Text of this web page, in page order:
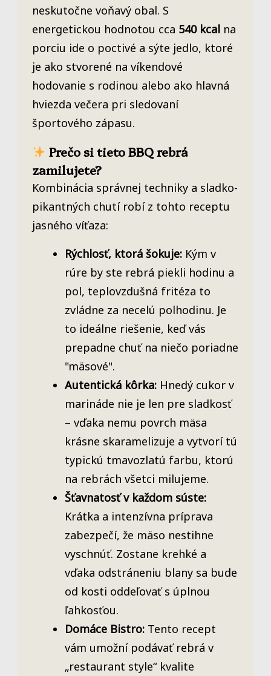
neskutočne voňavý obal. S
energetickou hodnotou cca 540 kcal na
porciu ide o poctivé a sýte jedlo, ktoré
je ako stvorené na víkendové
hodovanie s rodinou alebo ako hlavná
hviezda večera pri sledovaní
športového zápasu.
Prečo si tieto BBQ rebrá
zamilujete?
Kombinácia správnej techniky a sladko-
pikantných chutí robí z tohto receptu
jasného víťaza:
Rýchlosť, ktorá šokuje: Kým v
rúre by ste rebrá piekli hodinu a
pol, teplovzdušná fritéza to
zvládne za necelú polhodinu. Je
to ideálne riešenie, keď vás
prepadne chuť na niečo poriadne
"mäsové".
Autentická kôrka: Hnedý cukor v
marináde nie je len pre sladkosť
– vďaka nemu povrch mäsa
krásne skaramelizuje a vytvorí tú
typickú tmavozlatú farbu, ktorú
na rebrách všetci milujeme.
Šťavnatosť v každom súste:
Krátka a intenzívna príprava
zabezpečí, že mäso nestihne
vyschnúť. Zostane krehké a
vďaka odstráneniu blany sa bude
od kosti oddeľovať s úplnou
ľahkosťou.
Domáce Bistro: Tento recept
vám umožní podávať rebrá v
„restaurant style“ kvalite